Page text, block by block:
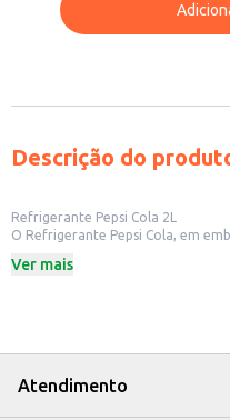
Descrição do
Refrigerante Pepsi Cola 2L
O Refrigerante Pepsi Cola, em
em diversas ocasiões, desde
Uma ótima opção para revenda
estabelecimentos.
Com o Refrigerante Pepsi Cola
Ver mais
Atendimento